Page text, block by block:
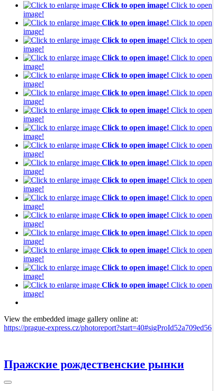
Click to open image! Click to open
image!
Click to open image! Click to open
image!
Click to open image! Click to open
image!
Click to open image! Click to open
image!
Click to open image! Click to open
image!
Click to open image! Click to open
image!
Click to open image! Click to open
image!
Click to open image! Click to open
image!
Click to open image! Click to open
image!
Click to open image! Click to open
image!
Click to open image! Click to open
image!
Click to open image! Click to open
image!
Click to open image! Click to open
image!
Click to open image! Click to open
image!
Click to open image! Click to open
image!
Click to open image! Click to open
image!
Click to open image! Click to open
image!
View the embedded image gallery online at:
https://prague-express.cz/photoreport?start=40#sigProId52a709ed56
Пражские рождественские рынки